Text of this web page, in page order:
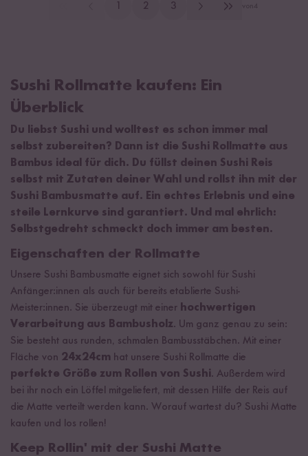
2 3
Sushi Rollmatte kaufen: Ein
Überblick
Du liebst Sushi und wolltest es schon immer mal
selbst zubereiten? Dann ist die Sushi Rollmatte aus
Bambus ideal für dich. Du füllst deinen Sushi Reis
selbst mit Zutaten deiner Wahl und rollst ihn mit der
Sushi Bambusmatte auf. Ein echtes Erlebnis und eine
steile Lernkurve sind garantiert. Und mal ehrlich:
Selbstgedreht schmeckt doch immer am besten.
Eigenschaften der Rollmatte
Unsere Sushi Bambusmatte eignet sich sowohl für Sushi
Anfänger:innen als auch für bereits etablierte Sushi-
Meister:innen. Sie überzeugt mit einer hochwertigen
Verarbeitung aus Bambusholz. Um ganz genau zu sein:
Sie besteht aus runden, schmalen Bambusstäbchen. Mit einer
Fläche von 24x24cm hat unsere Sushi Rollmatte die
perfekte Größe zum Rollen von Sushi. Außerdem wird
bei ihr noch ein Löffel mitgeliefert, mit dessen Hilfe der Reis auf
die Matte verteilt werden kann. Worauf wartest du? Sushi Matte
kaufen und los rollen!
Keep Rollin' mit der Sushi Matte